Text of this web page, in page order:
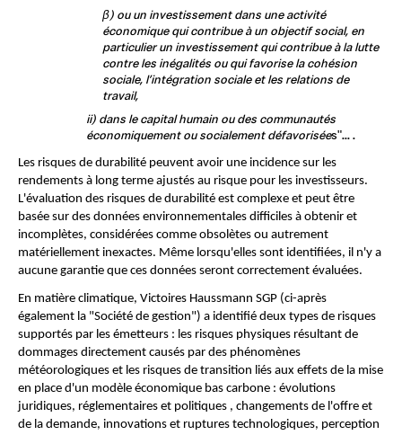
β) ou un investissement dans une activité
économique qui contribue à un objectif social, en
particulier un investissement qui contribue à la lutte
contre les inégalités ou qui favorise la cohésion
sociale, l’intégration sociale et les relations de
travail,
ii) dans le capital humain ou des communautés
économiquement ou socialement défavorisées"... .
Les risques de durabilité peuvent avoir une incidence sur les
rendements à long terme ajustés au risque pour les investisseurs.
L'évaluation des risques de durabilité est complexe et peut être
basée sur des données environnementales difficiles à obtenir et
incomplètes, considérées comme obsolètes ou autrement
matériellement inexactes. Même lorsqu'elles sont identifiées, il n'y a
aucune garantie que ces données seront correctement évaluées.
En matière climatique, Victoires Haussmann SGP (ci-après
également la "Société de gestion") a identifié deux types de risques
supportés par les émetteurs : les risques physiques résultant de
dommages directement causés par des phénomènes
météorologiques et les risques de transition liés aux effets de la mise
en place d'un modèle économique bas carbone : évolutions
juridiques, réglementaires et politiques , changements de l'offre et
de la demande, innovations et ruptures technologiques, perception